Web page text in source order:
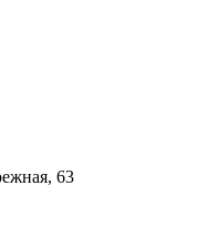
63